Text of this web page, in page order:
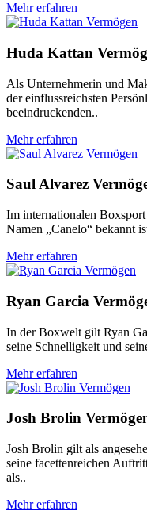
Mehr erfahren
Huda Kattan
Als Unternehmerin und
der einflussreichsten
beeindruckenden..
Mehr erfahren
Saul Alvarez
Im internationalen
Namen „Canelo“ bekannt
Mehr erfahren
Ryan Garcia
In der Boxwelt gilt Ryan
seine Schnelligkeit und
Mehr erfahren
Josh Brolin
Josh Brolin gilt als
seine facettenreichen
als..
Mehr erfahren